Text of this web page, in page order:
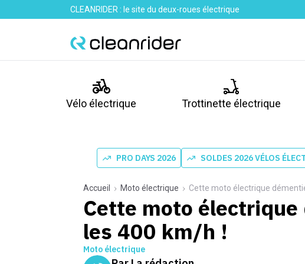
CLEANRIDER : le site du deux-roues électrique
Vélo électrique Trottinette électrique
PRO DAYS 2026 SOLDES 2026 VÉLOS
Accueil Moto électrique Cette moto électrique
Cette moto
les 400 km/h !
Moto électrique